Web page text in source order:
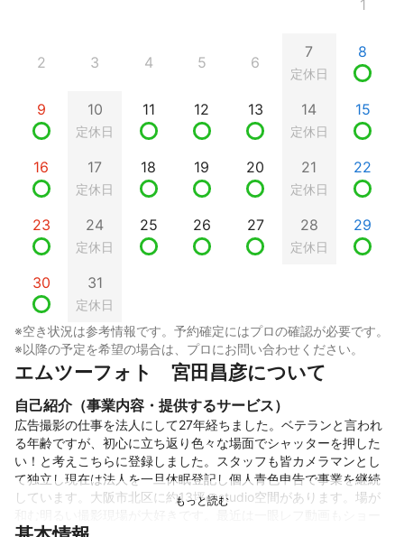
1
2 3 4 5 6
7
定休日
8
9 10
定休日
11 12 13 14
定休日
15
16 17
定休日
18 19 20 21
定休日
22
23 24
定休日
25 26 27 28
定休日
29
30 31
定休日
※空き状況は参考情報です。予約確定にはプロの確認が必要です。
※以降の予定を希望の場合は、プロにお問い合わせください。
エムツーフォト　宮田昌彦について
自己紹介（事業内容・提供するサービス）
広告撮影の仕事を法人にして27年経ちました。ベテランと言われ
る年齢ですが、初心に立ち返り色々な場面でシャッターを押した
い！と考えこちらに登録しました。スタッフも皆カメラマンとし
て独立し現在は法人を一旦休眠登記し個人青色申告で事業を継続
しています。大阪市北区に約13坪のstudio空間があります。場が
トムービーで料理レシピ動画など取り組んでいます。シナリオか